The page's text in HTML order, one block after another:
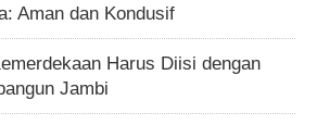
Aman dan Kondusif
Harus Diisi dengan
Jambi